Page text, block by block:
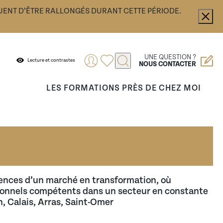
D’ÊTRE RALLONGÉS DURANT CETTE PÉRIODE.
Lecture et contrastes UNE QUESTION ?
NOUS CONTACTER
LES FORMATIONS PRÈS DE CHEZ MOI
d’un marché en transformation, où
compétents dans un secteur en constante
Calais, Arras, Saint-Omer